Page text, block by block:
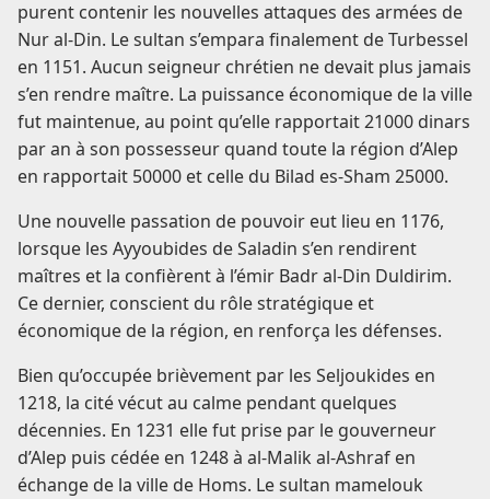
purent contenir les nouvelles attaques des armées de
Nur al-Din. Le sultan s’empara finalement de Turbessel
en 1151. Aucun seigneur chrétien ne devait plus jamais
s’en rendre maître. La puissance économique de la ville
fut maintenue, au point qu’elle rapportait 21000 dinars
par an à son possesseur quand toute la région d’Alep
en rapportait 50000 et celle du Bilad es-Sham 25000.
Une nouvelle passation de pouvoir eut lieu en 1176,
lorsque les Ayyoubides de Saladin s’en rendirent
maîtres et la confièrent à l’émir Badr al-Din Duldirim.
Ce dernier, conscient du rôle stratégique et
économique de la région, en renforça les défenses.
Bien qu’occupée brièvement par les Seljoukides en
1218, la cité vécut au calme pendant quelques
décennies. En 1231 elle fut prise par le gouverneur
d’Alep puis cédée en 1248 à al-Malik al-Ashraf en
échange de la ville de Homs. Le sultan mamelouk